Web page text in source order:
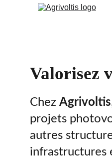
Valorisez
Chez Agrivoltis
projets
autres
infrastructures